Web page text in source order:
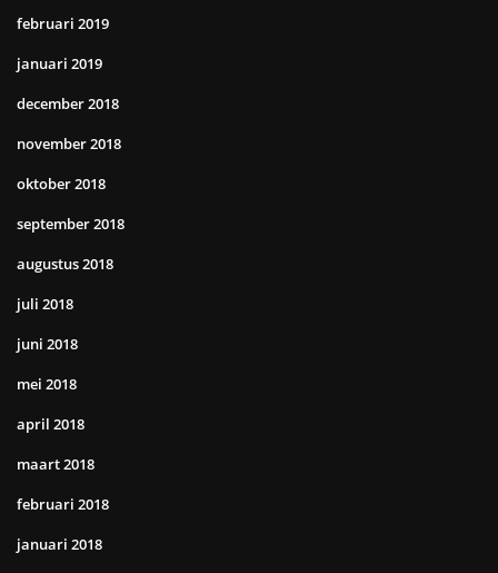
februari 2019
januari 2019
december 2018
november 2018
oktober 2018
september 2018
augustus 2018
juli 2018
juni 2018
mei 2018
april 2018
maart 2018
februari 2018
januari 2018